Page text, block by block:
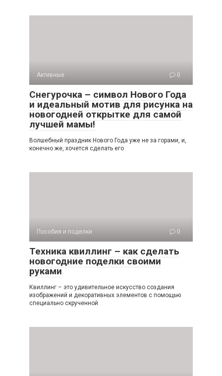
Активные 0
Снегурочка – символ Нового Года
и идеальный мотив для рисунка на
новогодней открытке для самой
лучшей мамы!
Волшебный праздник Нового Года уже не за горами, и,
конечно же, хочется сделать его
Пособия и поделки 0
Техника квиллинг – как сделать
новогодние поделки своими
руками
Квиллинг – это удивительное искусство создания
изображений и декоративных элементов с помощью
специально скрученной